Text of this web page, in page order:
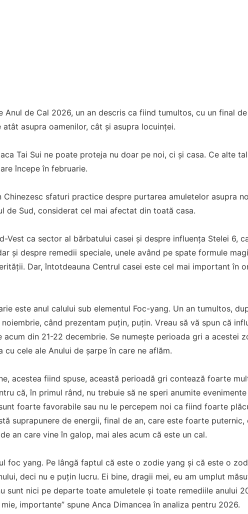
de Cal 2026, un an descris ca fiind tumultos, cu un final
asupra oamenilor, cât și asupra locuinței.
Tai Sui ne poate proteja nu doar pe noi, ci și casa. Ce alte
începe în februarie.
sfaturi practice despre purtarea amuletelor asupra
de Sud, considerat cel mai afectat din toată casa.
Vest ca sector al bărbatului casei și despre influența Stelei 6,
și despre remedii speciale, unele având pe spate formule
Dar, întotdeauna Centrul casei este cel mai important în
este anul calului sub elementul Foc-yang. Un an tumultos,
când prezentam puțin, puțin. Vreau să vă spun că
din 21-22 decembrie. Se numește perioada gri a acestei
cele ale Anului de șarpe în care ne aflăm.
acestea fiind spuse, această perioadă gri contează foarte
că, în primul rând, nu trebuie să ne speri anumite
foarte favorabile sau nu le percepem noi ca fiind foarte
suprapunere de energii, final de an, care este foarte puternic,
an care vine în galop, mai ales acum că este un cal.
foc yang. Pe lângă faptul că este o zodie yang și că este o
deci nu e puțin lucru. Ei bine, dragii mei, eu am umplut
sunt nici pe departe toate amuletele și toate remediile anului
importante” spune Anca Dimancea în analiza pentru 2026.